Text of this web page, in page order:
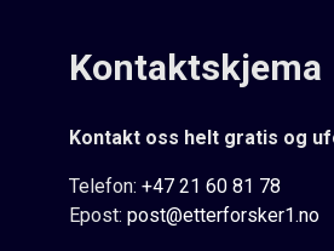
Kontaktskjema
Kontakt oss helt gratis og
Telefon: +47 21 60 81 78
Epost: post@etterforsker1.no